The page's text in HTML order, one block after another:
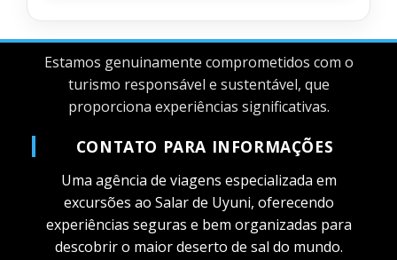
Estamos genuinamente comprometidos com o
turismo responsável e sustentável, que
proporciona experiências significativas.
CONTATO PARA INFORMAÇÕES
Uma agência de viagens especializada em
excursões ao Salar de Uyuni, oferecendo
experiências seguras e bem organizadas para
descobrir o maior deserto de sal do mundo.